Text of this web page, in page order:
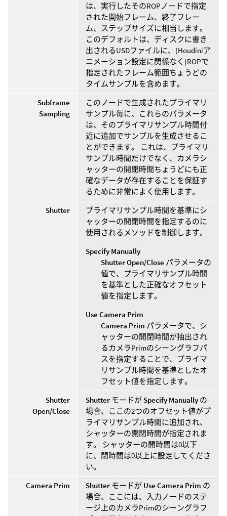
は、実行したそのROPノードで指定
された開始フレーム、終了フレー
ム、ステップサイズに相当します。
このデフォルトは、ディスクに書き
出されるUSDファイルに、(Houdiniア
ニメーション設定に関係なく)ROPで
指定されたフレーム範囲ちょうどの
タイムサンプルを含めます。
Subframe
Sampling
このノードで生成されたプライマリ
サンプル毎に、これらのパラメータ
は、そのプライマリサンプル時間付
近に追加でサンプルを生成させるこ
とができます。 これは、プライマリ
サンプル時間だけでなく、カメラシ
ャッターの開閉時間ちょうどにも正
確なデータが存在することを保証す
るために非常によく使用します。
Shutter
プライマリサンプル時間を基準にシ
ャッターの開閉時間を指定するのに
使用されるメソッドを制御します。
Specify Manually
Shutter Open/Close パラメータの
値で、プライマリサンプル時間
を基準とした正確なオフセット
値を指定します。
Use Camera Prim
Camera Prim パラメータで、シ
ャッターの開閉時間が抽出され
るカメラPrimのシーングラフパ
スを指定することで、プライマ
リサンプル時間を基準としたオ
フセット値を指定します。
Shutter
Open/Close
Shutter モードが Specify Manually の
場合、ここの2つのオフセット値がプ
ライマリサンプル時間に追加され、
シャッターの開閉時間が指定されま
す。 シャッターの開時間は0以下
に、閉時間は0以上に設定してくださ
い。
Camera Prim
Shutter モードが Use Camera Prim の
場合、ここには、入力ノードのステ
ージ上のカメラPrimのシーングラフ